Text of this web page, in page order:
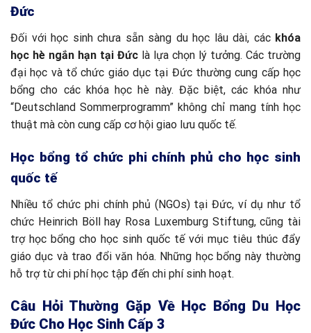
Đức
Đối với học sinh chưa sẵn sàng du học lâu dài, các khóa
học hè ngắn hạn tại Đức là lựa chọn lý tưởng. Các trường
đại học và tổ chức giáo dục tại Đức thường cung cấp học
bổng cho các khóa học hè này. Đặc biệt, các khóa như
“Deutschland Sommerprogramm” không chỉ mang tính học
thuật mà còn cung cấp cơ hội giao lưu quốc tế.
Học bổng tổ chức phi chính phủ cho học sinh
quốc tế
Nhiều tổ chức phi chính phủ (NGOs) tại Đức, ví dụ như tổ
chức Heinrich Böll hay Rosa Luxemburg Stiftung, cũng tài
trợ học bổng cho học sinh quốc tế với mục tiêu thúc đẩy
giáo dục và trao đổi văn hóa. Những học bổng này thường
hỗ trợ từ chi phí học tập đến chi phí sinh hoạt.
Câu Hỏi Thường Gặp Về Học Bổng Du Học
Đức Cho Học Sinh Cấp 3